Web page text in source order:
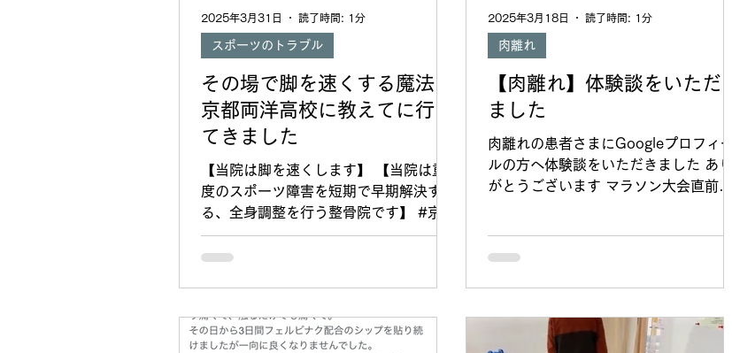
その場で脚を速くする魔法
京都両洋高校に教えてに行っ
てきました
【当院は脚を速くします】 【当院は重
度のスポーツ障害を短期で早期解決す
る、全身調整を行う整骨院です】 #京都
両洋高校 #たかはし鍼灸接骨院 先日は
京都のたかはし鍼灸接骨院の高橋先生と
イズの講義に行ってきました。 脚を速
くする過程でオスグットや半月板損傷、
スポーツのトラブル
2025年3月31日 読了時間: 1分
【肉離れ】体験談をいただき
ました
肉離れの患者さまにGoogleプロフィー
ルの方へ体験談をいただきました あり
がとうございます マラソン大会直前に
肉離れ
2025年3月18日 読了時間: 1分